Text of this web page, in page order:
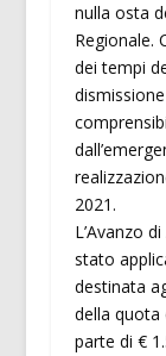
nulla osta
Regionale.
dei tempi
2021.
L’Avanzo
stato
destinata
della quota
parte di €